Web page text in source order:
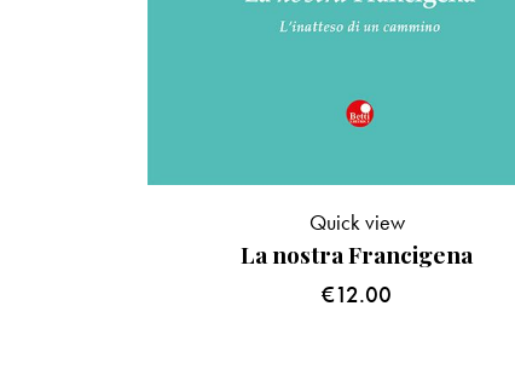
La nostra Francigena
€12.00
Quick view